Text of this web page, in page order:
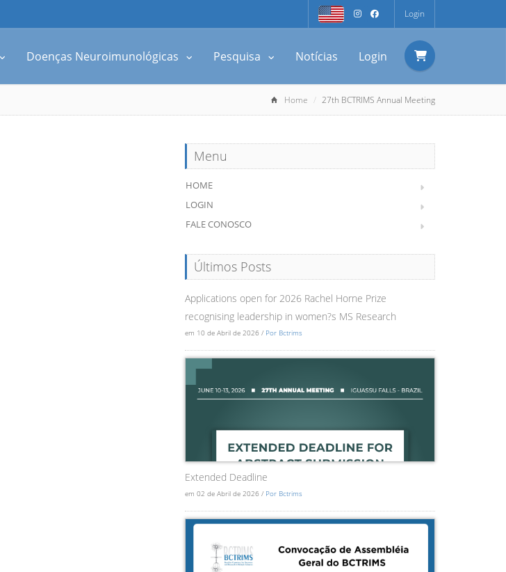
Login
Doenças Neuroimunológicas Pesquisa Notícias Login
Home 27th BCTRIMS Annual Meeting
Menu
HOME
LOGIN
FALE CONOSCO
Últimos Posts
Applications open for 2026 Rachel Horne Prize
recognising leadership in women?s MS Research
em 10 de Abril de 2026 / Por Bctrims
Extended Deadline
em 02 de Abril de 2026 / Por Bctrims